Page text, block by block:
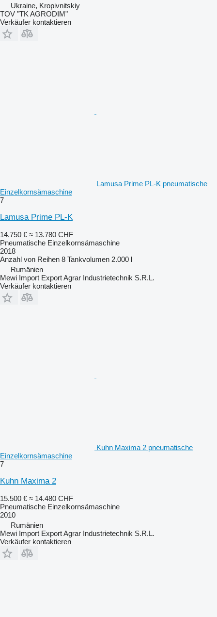
Ukraine, Kropivnitskiy
TOV "TK AGRODIM"
Verkäufer kontaktieren
Lamusa Prime PL-K pneumatische
Einzelkornsämaschine
7
Lamusa Prime PL-K
14.750 € ≈ 13.780 CHF
Pneumatische Einzelkornsämaschine
2018
Anzahl von Reihen 8 Tankvolumen 2.000 l
Rumänien
Mewi Import Export Agrar Industrietechnik S.R.L.
Verkäufer kontaktieren
Kuhn Maxima 2 pneumatische
Einzelkornsämaschine
7
Kuhn Maxima 2
15.500 € ≈ 14.480 CHF
Pneumatische Einzelkornsämaschine
2010
Rumänien
Mewi Import Export Agrar Industrietechnik S.R.L.
Verkäufer kontaktieren